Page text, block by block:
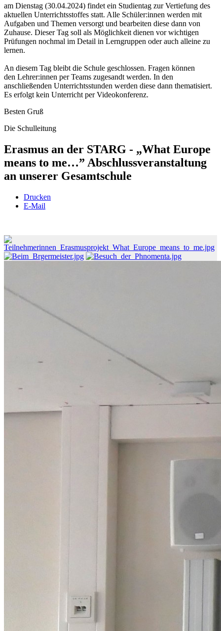
am Dienstag (30.04.2024) findet ein Studientag zur Vertiefung des
aktuellen Unterrichtsstoffes statt. Alle Schüler:innen werden mit
Aufgaben und Themen versorgt und bearbeiten diese dann von
Zuhause. Dieser Tag soll als Möglichkeit dienen vor wichtigen
Prüfungen nochmal im Detail in Lerngruppen oder auch alleine zu
lernen.
An diesem Tag bleibt die Schule geschlossen. Fragen können
den Lehrer:innen per Teams zugesandt werden. In den
anschließenden Unterrichtsstunden werden diese dann thematisiert.
Es erfolgt kein Unterricht per Videokonferenz.
Besten Gruß
Die Schulleitung
Erasmus an der STARG - „What Europe
means to me…” Abschlussveranstaltung
an unserer Gesamtschule
Drucken
E-Mail